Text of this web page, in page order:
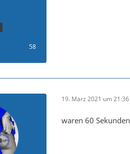
58
19. März 2021 um 21:36
waren 60